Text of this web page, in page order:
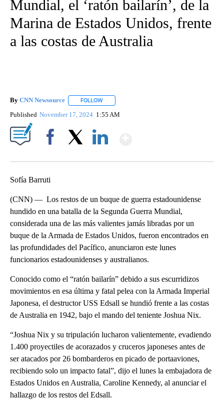
Mundial, el ‘ratón bailarín’, de la
Marina de Estados Unidos, frente
a las costas de Australia
By CNN Newsource FOLLOW
Published November 17, 2024 1:55 AM
Sofía Barruti
(CNN) — Los restos de un buque de guerra estadounidense
hundido en una batalla de la Segunda Guerra Mundial,
considerada una de las más valientes jamás libradas por un
buque de la Armada de Estados Unidos, fueron encontrados en
las profundidades del Pacífico, anunciaron este lunes
funcionarios estadounidenses y australianos.
Conocido como el “ratón bailarín” debido a sus escurridizos
movimientos en esa última y fatal pelea con la Armada Imperial
Japonesa, el destructor USS Edsall se hundió frente a las costas
de Australia en 1942, bajo el mando del teniente Joshua Nix.
“Joshua Nix y su tripulación lucharon valientemente, evadiendo
1.400 proyectiles de acorazados y cruceros japoneses antes de
ser atacados por 26 bombarderos en picado de portaaviones,
recibiendo solo un impacto fatal”, dijo el lunes la embajadora de
Estados Unidos en Australia, Caroline Kennedy, al anunciar el
hallazgo de los restos del Edsall.